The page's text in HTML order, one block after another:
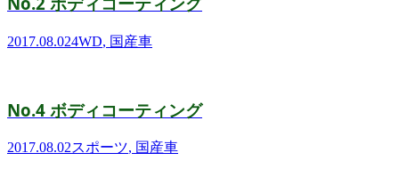
2017.08.024WD, 国産車
No.4 ボディコーティング
2017.08.02スポーツ, 国産車